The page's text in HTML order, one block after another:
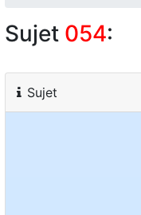
Sujet 054:
Sujet